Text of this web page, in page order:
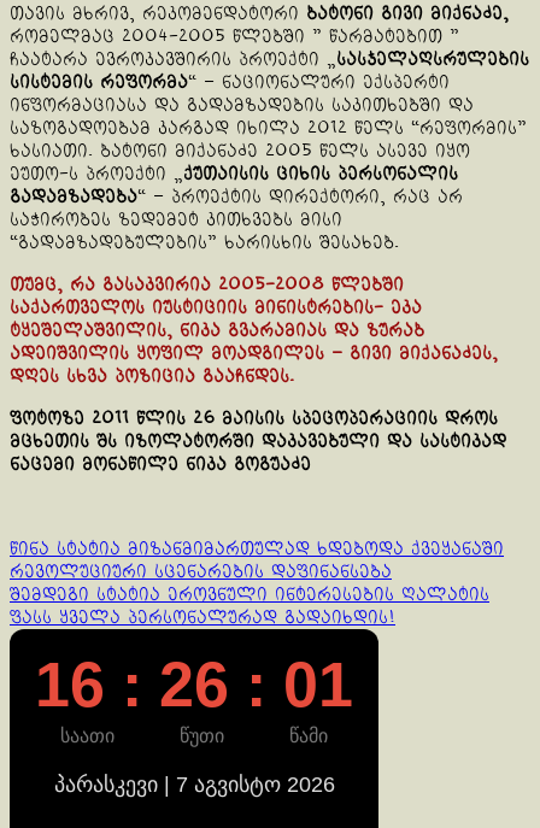
თავის მხრივ, რეკომენდატორი ბატონი გივი მიქნაძე,
რომელმაც 2004-2005 წლებში ” წარმატებით ”
ჩაატარა ევროკავშირის პროექტი „სასჯელაღსრულების
სისტემის რეფორმა“ – ნაციონალური ექსპერტი
ინფორმაციასა და გადამზადების საკითხებში და
საზოგადოებამ კარგად იხილა 2012 წელს “რეფორმის”
ხასიათი. ბატონი მიქანაძე 2005 წელს ასევე იყო
ეუთო-ს პროექტი „ქუთაისის ციხის პერსონალის
გადამზადება“ – პროექტის დირექტორი, რაც არ
საჭირობეს ზედემეტ კითხვებს მისი
“გადამზადებულების” ხარისხის შესახებ.
თუმც, რა გასაკვირია 2005-2008 წლებში
საქართველოს იუსტიციის მინისტრების- ეკა
ტყეშელაშვილის, ნიკა გვარამიას და ზურაბ
ადეიშვილის ყოფილ მოადგილეს – გივი მიქანაძეს,
დღეს სხვა პოზიცია გააჩნდეს.
ფოტოზე 2011 წლის 26 მაისის სპეცოპერაციის დროს
მცხეთის შს იზოლატორში დაკავებული და სასტიკად
ნაცემი მონაწილე ნიკა გოგუაძე
Continue
Reading
წინა სტატია მიზანმიმართულად ხდებოდა ქვეყანაში
რევოლუციური სცენარების დაფინანსება
შემდეგი სტატია ეროვნული ინტერესების ღალატის
ფასს ყველა პერსონალურად გადაიხდის!
16 : 26 : 02
საათი წუთი წამი
პარასკევი | 7 აგვისტო 2026